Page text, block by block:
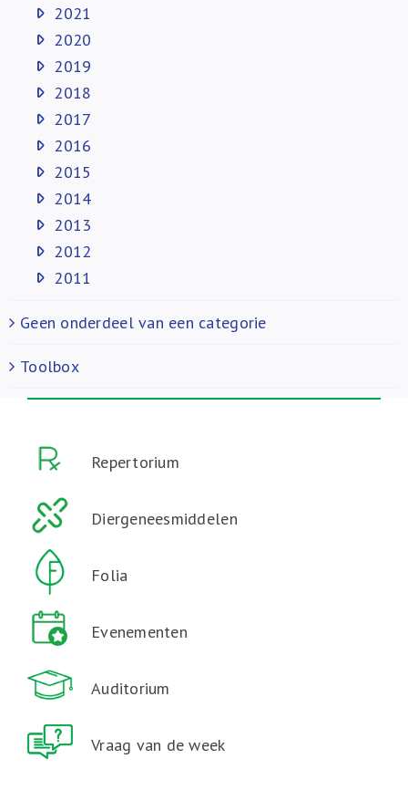
2021
2020
2019
2018
2017
2016
2015
2014
2013
2012
2011
Geen onderdeel van een categorie
Toolbox
Repertorium
Diergeneesmiddelen
Folia
Evenementen
Auditorium
Vraag van de week